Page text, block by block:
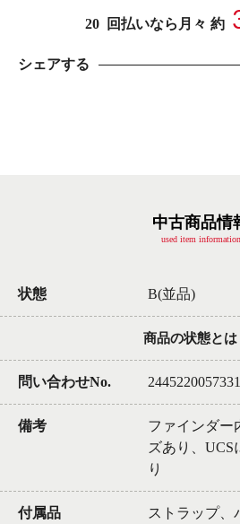
20 回払いなら月々 約
シェアする
中古商品情
used item information
状態 B(並品)
商品の状態とは
問い合わせNo. 2445220057331
備考
ファインダー
ズあり、UCS
り
付属品
ストラップ、